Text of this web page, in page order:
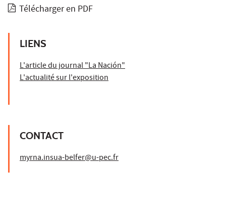
Télécharger en PDF
LIENS
L'article du journal "La Nación"
L'actualité sur l'exposition
CONTACT
myrna.insua-belfer@u-pec.fr